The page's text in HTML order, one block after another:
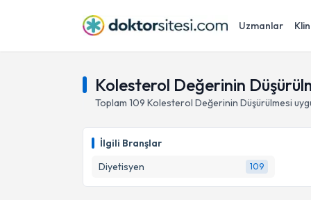
Uzmanlar
Kolesterol Değerinin
Toplam 109 Kolesterol Değerinin Düşürülmesi
İlgili Branşlar
Diyetisyen
109